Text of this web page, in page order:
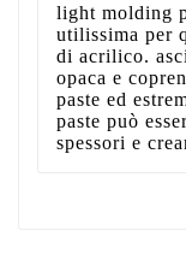
light molding
utilissima per
di acrilico.
opaca e
paste ed
paste può
spessori e